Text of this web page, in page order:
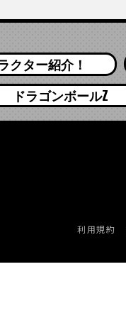
ター紹介！
ドラゴンボールZ
利用規約